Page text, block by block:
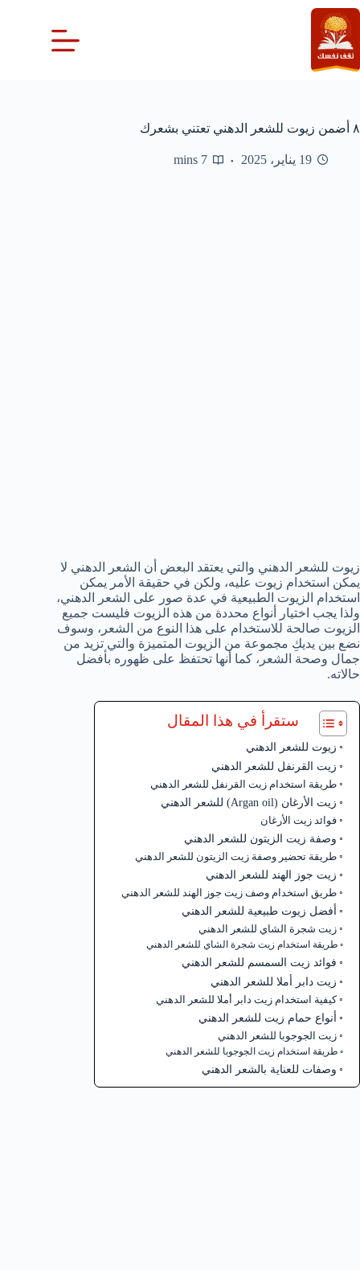
التجاوز
إلى
المحتوى
٨ أضمن زيوت للشعر الدهني تعتني بشعرك
19 يناير، 2025 7 mins
زيوت للشعر الدهني والتي يعتقد البعض أن الشعر الدهني لا
يمكن استخدام زيوت عليه، ولكن في حقيقة الأمر يمكن
استخدام الزيوت الطبيعية في عدة صور على الشعر الدهني،
ولذا يجب اختيار أنواع محددة من هذه الزيوت فليست جميع
الزيوت صالحة للاستخدام على هذا النوع من الشعر، وسوف
نضع بين يديكِ مجموعة من الزيوت المتميزة والتي تزيد من
جمال وصحة الشعر، كما أنها تحتفظ على ظهوره بأفضل
حالاته.
ستقرأ في هذا المقال
زيوت للشعر الدهني
زيت القرنفل للشعر الدهني
طريقة استخدام زيت القرنفل للشعر الدهني
زيت الأرغان (Argan oil) للشعر الدهني
فوائد زيت الأرغان
وصفة زيت الزيتون للشعر الدهني
طريقة تحضير وصفة زيت الزيتون للشعر الدهني
زيت جوز الهند للشعر الدهني
طريق استخدام وصف زيت جوز الهند للشعر الدهني
أفضل زيوت طبيعية للشعر الدهني
زيت شجرة الشاي للشعر الدهني
طريقة استخدام زيت شجرة الشاي للشعر الدهني
فوائد زيت السمسم للشعر الدهني
زيت دابر أملا للشعر الدهني
كيفية استخدام زيت دابر أملا للشعر الدهني
أنواع حمام زيت للشعر الدهني
زيت الجوجوبا للشعر الدهني
طريقة استخدام زيت الجوجوبا للشعر الدهني
وصفات للعناية بالشعر الدهني